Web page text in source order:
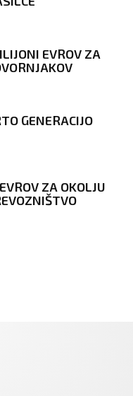
EVROV ZA
GENERACIJO
ZA OKOLJU